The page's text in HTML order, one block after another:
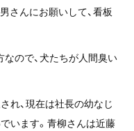
さんにお願いして、看板
ので、犬たちが人間臭い
れ、現在は社長の幼なじ
います。青柳さんは近藤